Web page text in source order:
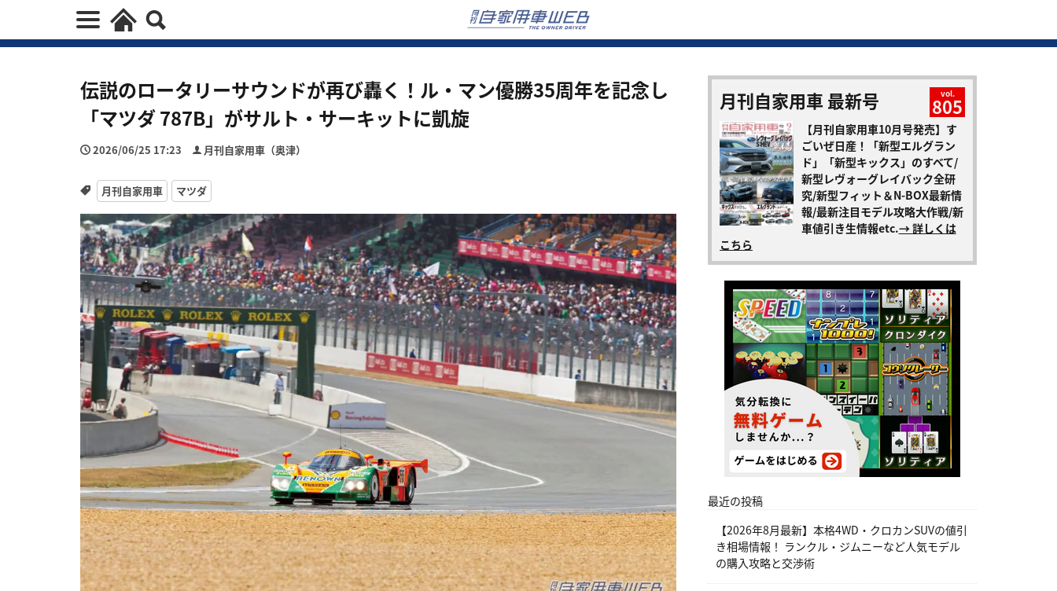
伝説のロータリーサウンドが再び轟く！ル・マン優勝35周年を記念し
「マツダ 787B」がサルト・サーキットに凱旋
2026/06/25 17:23 月刊自家用車（奥津）
月刊自家用車 マツダ
月刊自家用車 最新号 vol.
805
【月刊自家用車10月号発売】す
ごいぜ日産！「新型エルグラン
ド」「新型キックス」のすべて/
新型レヴォーグレイバック全研
究/新型フィット＆N-BOX最新情
報/最新注目モデル攻略大作戦/新
車値引き生情報etc.→ 詳しくは
こちら
最近の投稿
【2026年8月最新】本格4WD・クロカンSUVの値引
き相場情報！ ランクル・ジムニーなど人気モデル
の購入攻略と交渉術